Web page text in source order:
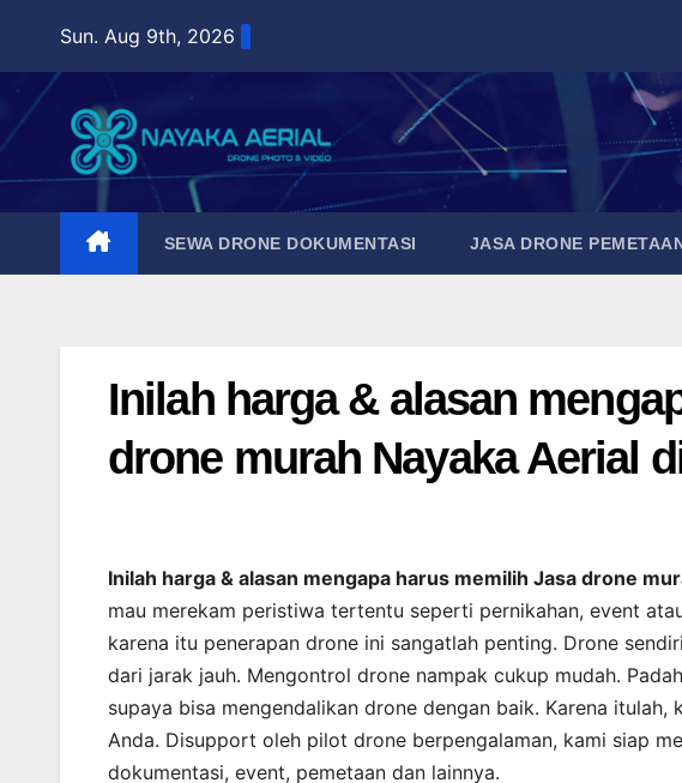
content
Sun. Aug 9th, 2026
SEWA DRONE DOKUMENTASI JASA DRONE
Inilah harga & alasan
drone murah Nayaka Aerial
Inilah harga & alasan mengapa harus memilih Jasa drone
mau merekam peristiwa tertentu seperti pernikahan, event
karena itu penerapan drone ini sangatlah penting. Drone
dari jarak jauh. Mengontrol drone nampak cukup mudah.
supaya bisa mengendalikan drone dengan baik. Karena
Anda. Disupport oleh pilot drone berpengalaman, kami siap
dokumentasi, event, pemetaan dan lainnya.